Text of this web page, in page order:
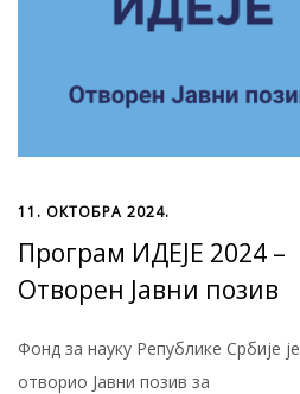
11. ОКТОБРА 2024.
Програм ИДЕЈЕ 2024 –
Отворен Јавни позив
Фонд за науку Републике Србије je
отворио Јавни позив за